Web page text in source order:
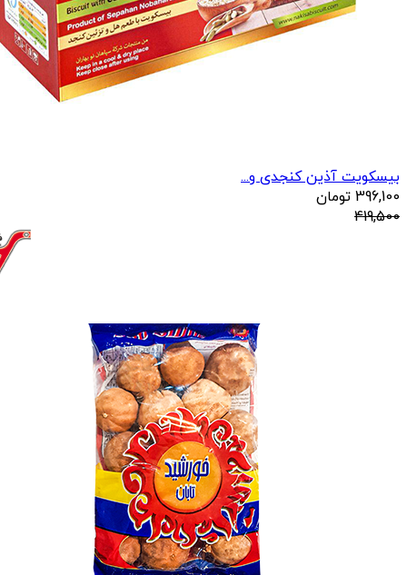
بیسکویت آذین کنجدی و...
396,100 تومان
419,500